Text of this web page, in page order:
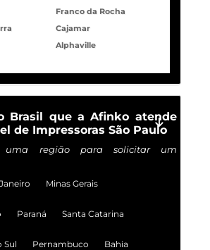
Franco da Rocha
Cajamar
Alphaville
Brasil que a Afinko atende
de Impressoras São Paulo
uma região para solicitar um
Minas Gerais
Paraná Santa Catarina
Sul Pernambuco Bahia